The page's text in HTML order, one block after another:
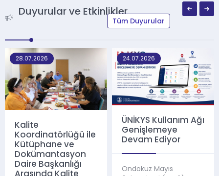
Duyurular ve Etkinlikler
Tüm Duyurular
28.07.2026
Kalite
Koordinatörlüğü ile
Kütüphane ve
Dokümantasyon
Daire Başkanlığı
Arasında Kalite
24.07.2026
ÜNİKYS Kullanım Ağı
Genişlemeye
Devam Ediyor
Ondokuz Mayıs